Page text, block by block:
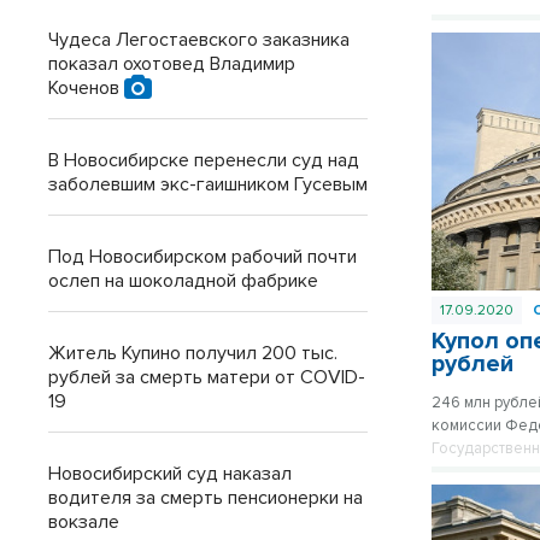
17.09.2020
Купол
рублей
246 млн
комиссии
Чудеса Легостаевского заказника
показал охотовед Владимир
Коченов
В Новосибирске перенесли суд над
заболевшим экс-гаишником Гусевым
Под Новосибирском рабочий почти
ослеп на шоколадной фабрике
Житель Купино получил 200 тыс.
рублей за смерть матери от COVID-
19
Новосибирский суд наказал
водителя за смерть пенсионерки на
вокзале